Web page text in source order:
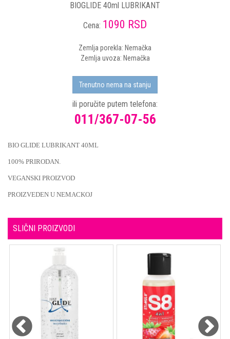
BIOGLIDE 40ml LUBRIKANT
Cena: 1090 RSD
Zemlja porekla: Nemačka
Zemlja uvoza: Nemačka
Trenutno nema na stanju
ili poručite putem telefona:
011/367-07-56
BIO GLIDE LUBRIKANT 40ML
100% PRIRODAN.
VEGANSKI PROIZVOD
PROIZVEDEN U NEMACKOJ
SLIČNI PROIZVODI